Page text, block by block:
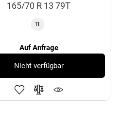
165/70 R 13 79T
TL
Auf Anfrage
Nicht verfügbar